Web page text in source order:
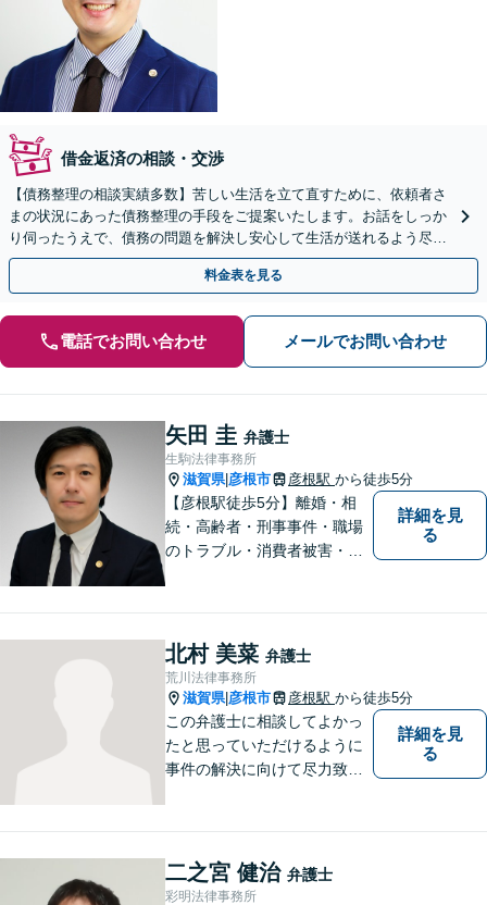
借金返済の相談・交渉
【債務整理の相談実績多数】苦しい生活を立て直すために、依頼者さ
まの状況にあった債務整理の手段をご提案いたします。お話をしっか
り伺ったうえで、債務の問題を解決し安心して生活が送れるよう尽力
いたします。お早めにご相談ください【分割払い対応可能】
料金表を見る
電話でお問い合わせ メールでお問い合わせ
矢田 圭 弁護士
生駒法律事務所
滋賀県| 彦根市 彦根駅 から徒歩5分
【彦根駅徒歩5分】離婚・相
続・高齢者・刑事事件・職場
のトラブル・消費者被害・法
詳細を見
る
北村 美菜 弁護士
荒川法律事務所
滋賀県| 彦根市 彦根駅 から徒歩5分
この弁護士に相談してよかっ
たと思っていただけるように
事件の解決に向けて尽力致し
詳細を見
る
二之宮 健治 弁護士
彩明法律事務所